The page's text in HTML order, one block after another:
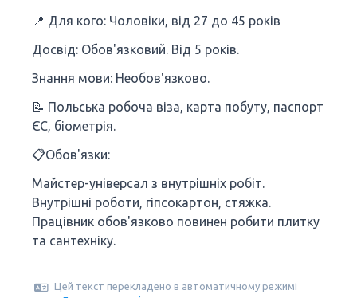
📍 Для кого: Чоловіки, від 27 до 45 років
Досвід: Обов'язковий. Від 5 років.
Знання мови: Необов'язково.
📝 Польська робоча віза, карта побуту, паспорт
ЄС, біометрія.
📋Обов'язки:
Майстер-універсал з внутрішніх робіт.
Внутрішні роботи, гіпсокартон, стяжка.
Працівник обов'язково повинен робити плитку
та сантехніку.
Цей текст перекладено в автоматичному режимі